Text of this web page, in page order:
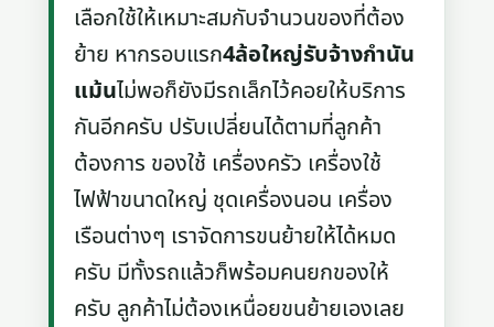
เลือกใช้ให้เหมาะสมกับจำนวนของที่ต้อง
ย้าย หากรอบแรก4ล้อใหญ่รับจ้างกำนัน
แม้นไม่พอก็ยังมีรถเล็กไว้คอยให้บริการ
กันอีกครับ ปรับเปลี่ยนได้ตามที่ลูกค้า
ต้องการ ของใช้ เครื่องครัว เครื่องใช้
ไฟฟ้าขนาดใหญ่ ชุดเครื่องนอน เครื่อง
เรือนต่างๆ เราจัดการขนย้ายให้ได้หมด
ครับ มีทั้งรถแล้วก็พร้อมคนยกของให้
ครับ ลูกค้าไม่ต้องเหนื่อยขนย้ายเองเลย